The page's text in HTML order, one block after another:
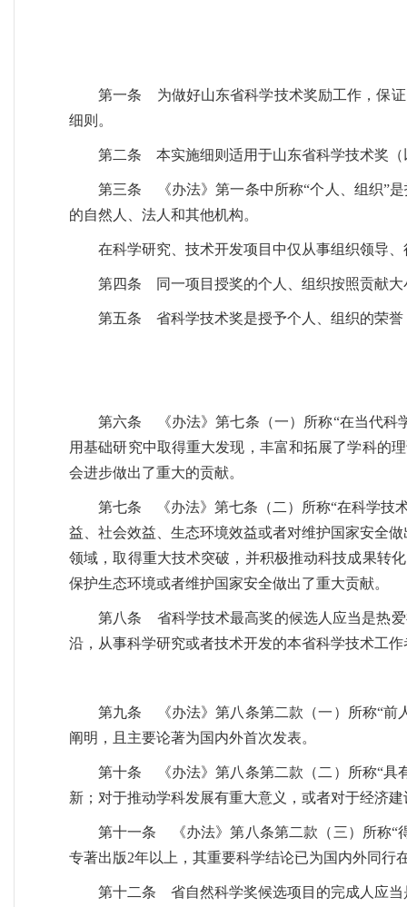
第一条 为做好山东省科学技术奖励工作，保
细则。
第二条 本实施细则适用于山东省科学技术奖
第三条 《办法》第一条中所称“个人、组织”
的自然人、法人和其他机构。
在科学研究、技术开发项目中仅从事组织领导
第四条 同一项目授奖的个人、组织按照贡献大
第五条 省科学技术奖是授予个人、组织的荣
第六条 《办法》第七条（一）所称“在当代科
用基础研究中取得重大发现，丰富和拓展了学科的
会进步做出了重大的贡献。
第七条 《办法》第七条（二）所称“在科学技
益、社会效益、生态环境效益或者对维护国家安全
领域，取得重大技术突破，并积极推动科技成果转
保护生态环境或者维护国家安全做出了重大贡献。
第八条 省科学技术最高奖的候选人应当是热
沿，从事科学研究或者技术开发的本省科学技术工作
第九条 《办法》第八条第二款（一）所称“前
阐明，且主要论著为国内外首次发表。
第十条 《办法》第八条第二款（二）所称“具
新；对于推动学科发展有重大意义，或者对于经济
第十一条 《办法》第八条第二款（三）所称“
专著出版2年以上，其重要科学结论已为国内外同行
第十二条 省自然科学奖候选项目的完成人应